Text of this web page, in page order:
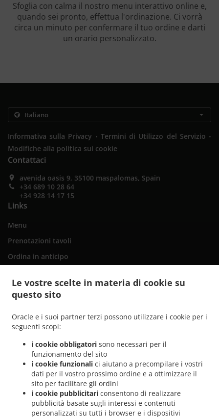
Le vostre scelte in materia di cookie su
questo sito
Oracle e i suoi partner terzi possono utilizzare i cookie per i
seguenti scopi:
i cookie obbligatori sono necessari per il
funzionamento del sito
i cookie funzionali ci aiutano a precompilare i vostri
dati per il vostro prossimo ordine e a ottimizzare il
sito per facilitare gli ordini
i cookie pubblicitari consentono di realizzare
pubblicità basate sugli interessi e contenuti
personalizzati su tutti i browser e i dispositivi
Sfoglia con calma il nostro menu interattivo online e,
quando sei pronto, effettua l'ordinazione. Ci vorrà
circa un minuto per confermare il tuo ordine e darti
un orario personalizzato.
Informativa sulla Privacy . Termini di Utilizzo del Servizio .
Modifiche alla politica sui cookie
Contattaci
avenida oasis 9, 35100 maspalomas, Spain
+34 689 10 28 64
+34 928 14 17 15
Links
Menu
Prenotazioni tavoli
Ordina in anticipo
Maspalomas Playa del Inglés . Italiana Consegna del cibo Maspalomas San Fernando
cibo Maspalomas Meloneras . Italiana Consegna del cibo Maspalomas San Agustín
Italiana Consegna del cibo Maspalomas Costa Meloneras
Maspalomas Playa del Águila . Italiana Consegna del cibo Maspalomas Sonnenland
Italiana Consegna del cibo Maspalomas . Italiana Consegna del cibo El Tablero
Italiana Consegna del cibo Lomo Gordo . Italiana Consegna del cibo Montaña la Data
Italiana Consegna del cibo El Salobre . Italiana Consegna del cibo Pasito Blanco